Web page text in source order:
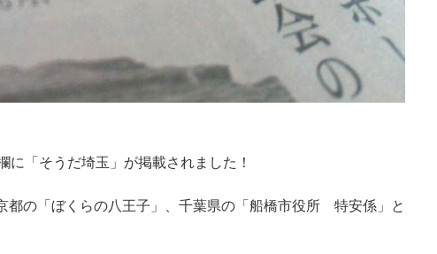
「そうだ埼玉」が掲載されました！
都の「ぼくらの八王子」、千葉県の「船橋市役所 特安係」と